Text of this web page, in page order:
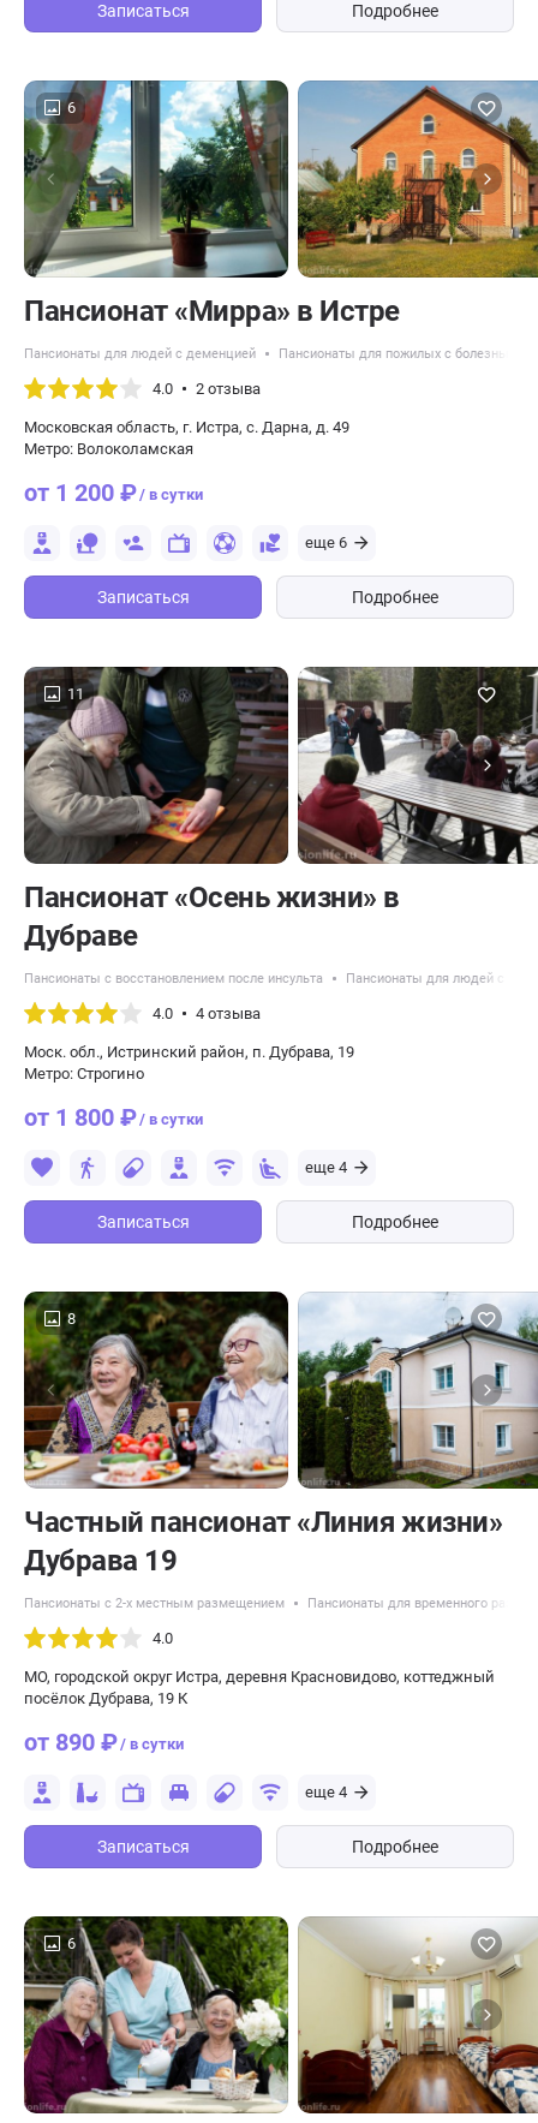
Записаться Подробнее
6
Пансионат «Мирра» в Истре
Пансионаты для людей с деменцией Пансионаты для пожилых с болезнью
4.0 2 отзыва
Московская область, г. Истра, с. Дарна, д. 49
Метро: Волоколамская
от 1 200 ₽/ в сутки
еще 6
Записаться Подробнее
11
Пансионат «Осень жизни» в
Дубраве
Пансионаты с восстановлением после инсульта Пансионаты для людей с
4.0 4 отзыва
Моск. обл., Истринский район, п. Дубрава, 19
Метро: Строгино
от 1 800 ₽/ в сутки
еще 4
Записаться Подробнее
8
Частный пансионат «Линия жизни»
Дубрава 19
Пансионаты с 2-х местным размещением Пансионаты для временного
4.0
МО, городской округ Истра, деревня Красновидово, коттеджный
посёлок Дубрава, 19 К
от 890 ₽/ в сутки
еще 4
Записаться Подробнее
6